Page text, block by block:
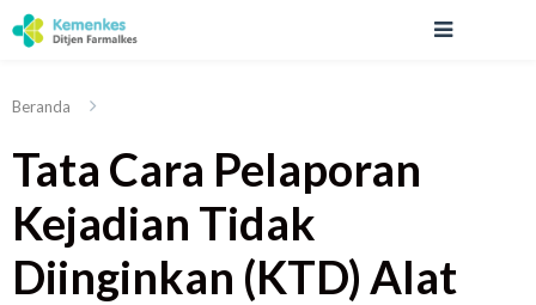
Beranda
Tata Cara Pelaporan
Kejadian Tidak
Diinginkan (KTD) Alat